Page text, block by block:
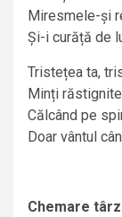
Miresmele-și
Și-i curăță de
Tristețea ta,
Minți
Călcând pe
Doar vântul
Chemare